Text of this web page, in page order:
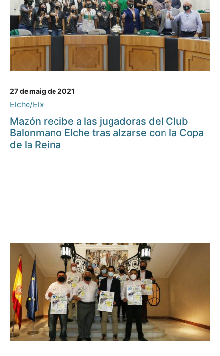
27 de maig de 2021
Elche/Elx
Mazón recibe a las jugadoras del Club
Balonmano Elche tras alzarse con la Copa
de la Reina